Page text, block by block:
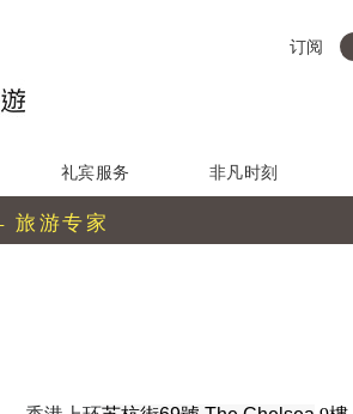
订阅
礼宾服务 非凡时刻
旅游专家